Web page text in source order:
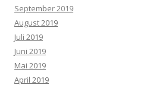
September 2019
August 2019
Juli 2019
Juni 2019
Mai 2019
April 2019